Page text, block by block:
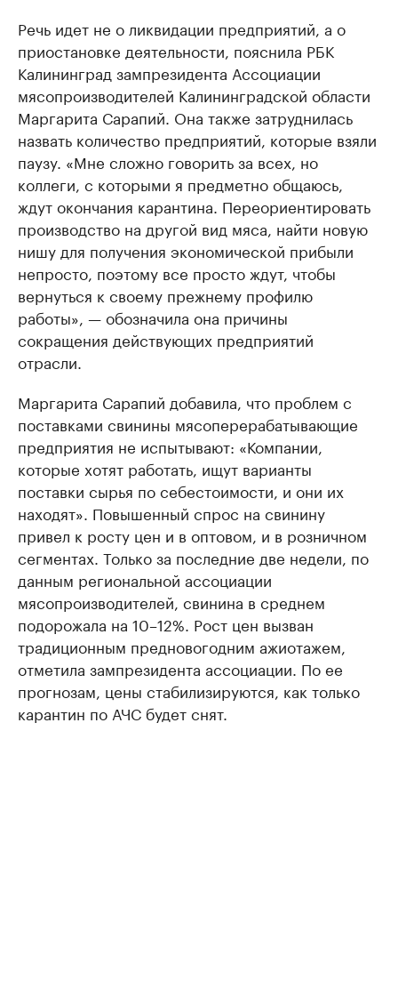
Речь идет не о ликвидации предприятий, а о
приостановке деятельности, пояснила РБК
Калининград зампрезидента Ассоциации
мясопроизводителей Калининградской области
Маргарита Сарапий. Она также затруднилась
назвать количество предприятий, которые взяли
паузу. «Мне сложно говорить за всех, но
коллеги, с которыми я предметно общаюсь,
ждут окончания карантина. Переориентировать
производство на другой вид мяса, найти новую
нишу для получения экономической прибыли
непросто, поэтому все просто ждут, чтобы
вернуться к своему прежнему профилю
работы», — обозначила она причины
сокращения действующих предприятий
отрасли.
Маргарита Сарапий добавила, что проблем с
поставками свинины мясоперерабатывающие
предприятия не испытывают: «Компании,
которые хотят работать, ищут варианты
поставки сырья по себестоимости, и они их
находят». Повышенный спрос на свинину
привел к росту цен и в оптовом, и в розничном
сегментах. Только за последние две недели, по
данным региональной ассоциации
мясопроизводителей, свинина в среднем
подорожала на 10–12%. Рост цен вызван
традиционным предновогодним ажиотажем,
отметила зампрезидента ассоциации. По ее
прогнозам, цены стабилизируются, как только
карантин по АЧС будет снят.